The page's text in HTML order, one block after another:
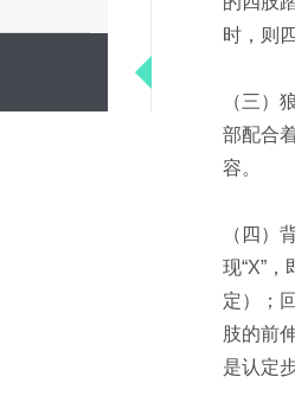
时，则
（三）
部配合
容。
（四）
现“X”
定）；
肢的前
是认定